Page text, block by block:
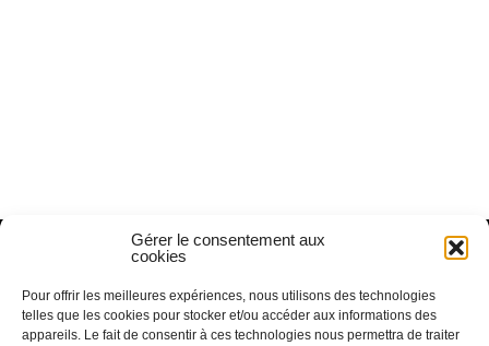
Gérer le consentement aux
cookies
Pour offrir les meilleures expériences, nous utilisons des technologies
telles que les cookies pour stocker et/ou accéder aux informations des
appareils. Le fait de consentir à ces technologies nous permettra de traiter
RECEVOIR NOS INFOS
RECRUTEMENT FICHE TECHNIQUE TOTEM